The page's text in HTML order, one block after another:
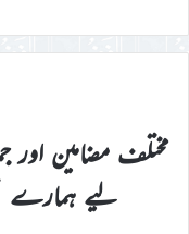
مختلف مضامین
لیے ہمارے